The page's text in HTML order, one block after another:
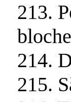
213.
214.
215.